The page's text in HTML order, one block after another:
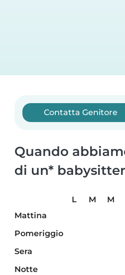
Contatta Genitore
Quando
di un* babysitter
L M M
Mattina
Pomeriggio
Sera
Notte